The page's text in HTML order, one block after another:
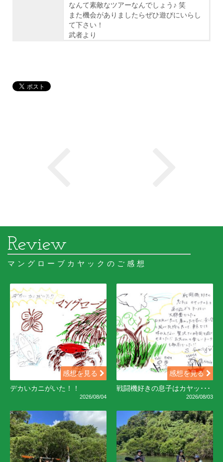
なんて素敵なツアーなんでしょう♪ 笑
また機会がありましたらぜひ遊びにいらし
て下さい！
武者より
マングローブカヤックのご感想
感想を見る
デカいカニがいた！！
2026/08/04
感想を見る
戦闘機好きの息子はカヤッ･･･
2026/08/03